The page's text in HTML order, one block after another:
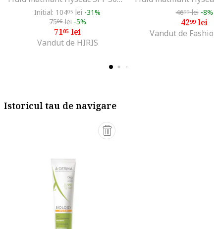
Initial: 10405 lei -31%
7505lei -5%
7105 lei
Vandut de HIRIS
4699lei -8%
4299lei
Vandut de Fashion
Istoricul tau de navigare